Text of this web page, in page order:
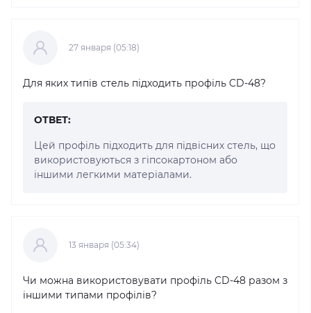
27 января (05:18)
Для яких типів стель підходить профіль CD-48?
ОТВЕТ:
Цей профіль підходить для підвісних стель, що
використовуються з гіпсокартоном або
іншими легкими матеріалами.
13 января (05:34)
Чи можна використовувати профіль CD-48 разом з
іншими типами профілів?